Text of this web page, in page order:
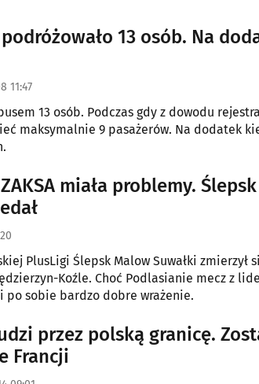
13 osób. Na
11:47
13 osób. Podczas gdy z dowodu
maksymalnie 9 pasażerów. Na dodatek
miała problemy.
PlusLigi Ślepsk Malow Suwałki zmierzył
Koźle. Choć Podlasianie mecz z
po sobie bardzo dobre wrażenie.
przez polską granicę.
Francji